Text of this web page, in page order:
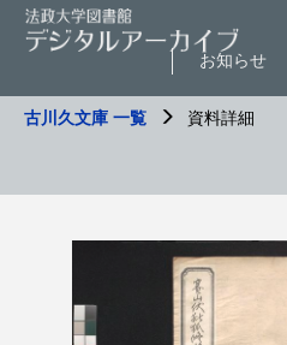
お知らせ
古川久文庫 一覧 資料詳細